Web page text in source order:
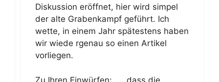
Diskussion eröffnet, hier wird simpel
der alte Grabenkampf geführt. Ich
wette, in einem Jahr spätestens haben
wir wiede rgenau so einen Artikel
vorliegen.
Zu Ihren Einwürfen: „… dass die